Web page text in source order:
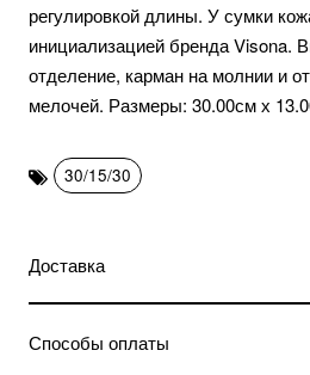
регулировкой длины. У сумки
инициализацией бренда Visona.
отделение, карман на молнии и
мелочей. Размеры: 30.00см х
30/15/30
Доставка
Способы оплаты